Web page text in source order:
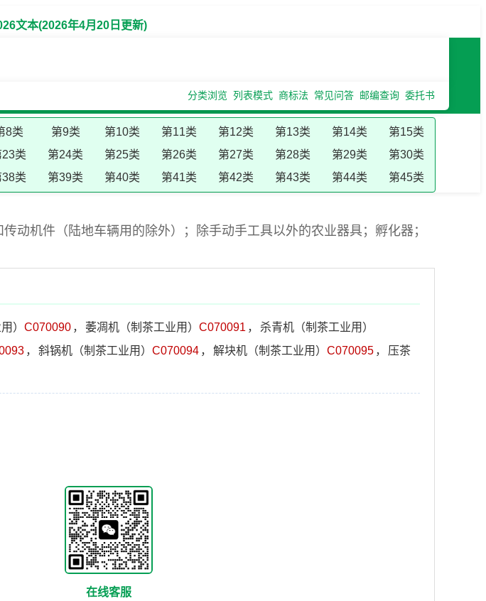
文本(2026年4月20日更新)
分类浏览 列表模式 商标法 常见问答 邮编查询 委托书
8类 第9类 第10类 第11类 第12类 第13类 第14类
第15类
23类 第24类 第25类 第26类 第27类 第28类 第29类
第30类
38类 第39类 第40类 第41类 第42类 第43类 第44类 第45类
动机件（陆地车辆用的除外）；除手动手工具以外的农业器具；孵化器；
） C070090 ， 萎凋机（制茶工业用） C070091 ，
杀青机（制茶工业用）
， 斜锅机（制茶工业用） C070094 ， 解块机（制茶工业用） C070095 ，
压茶
在线客服